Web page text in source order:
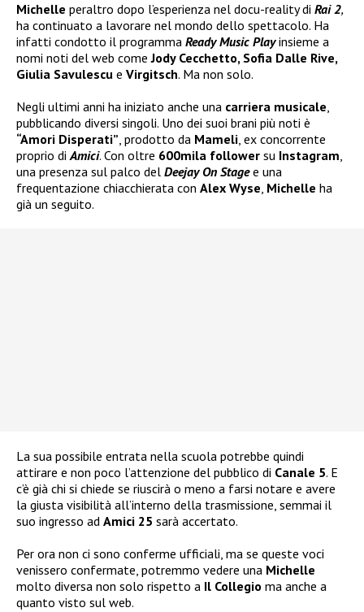
Michelle peraltro dopo l’esperienza nel docu-reality di Rai 2,
ha continuato a lavorare nel mondo dello spettacolo. Ha
infatti condotto il programma Ready Music Playinsieme a
nomi noti del web comeJody Cecchetto, Sofia Dalle Rive,
Giulia Savulescu e Virgitsch. Ma non solo.
Negli ultimi anni ha iniziato anche una carriera musicale,
pubblicando diversi singoli. Uno dei suoi brani più noti è
“Amori Disperati”, prodotto da Mameli, ex concorrente
proprio diAmici. Con oltre 600mila follower su Instagram,
una presenza sul palco del Deejay On Stagee una
frequentazione chiacchierata con Alex Wyse, Michelle ha
già un seguito.
La sua possibile entrata nella scuola potrebbe quindi
attirare e non poco l’attenzione del pubblico di Canale 5. E
c’è già chi si chiede se riuscirà o meno a farsi notare e avere
la giusta visibilità all’interno della trasmissione, semmai il
suo ingresso ad Amici 25 sarà accertato.
Per ora non ci sono conferme ufficiali, ma se queste voci
venissero confermate, potremmo vedere una Michelle
molto diversa non solo rispetto a Il Collegio ma anche a
quanto visto sul web.